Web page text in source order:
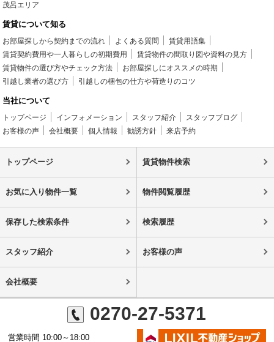
茂呂エリア
賃貸について知る
お部屋探しから契約までの流れ よくある質問
賃貸用語集
賃貸契約費用や一人暮らしの初期費用
賃貸物件の間取り図や資料の見方
賃貸物件の選び方やチェック方法
お部屋探しにオススメの時期
引越し業者の選び方
引越しの梱包の仕方や荷造りのコツ
当社について
トップページ インフォメーション スタッフ紹介
スタッフブログ
お客様の声
会社概要 個人情報 勧誘方針 来店予約
トップページ 賃貸物件検索
お気に入り物件一覧 物件閲覧履歴
保存した検索条件 検索履歴
スタッフ紹介 お客様の声
会社概要
0270-27-5371
営業時間 10:00～18:00